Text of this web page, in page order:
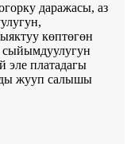
даражасы, аз
көптөгөн
сыйымдуулугун
эле платадагы
жууп салышы